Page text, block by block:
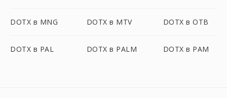
DOTX в MNG DOTX в MTV DOTX в OTB
DOTX в PAL DOTX в PALM DOTX в PAM